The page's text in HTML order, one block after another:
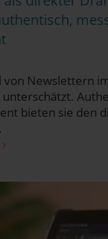
von News­let­tern
bie­ten sie den